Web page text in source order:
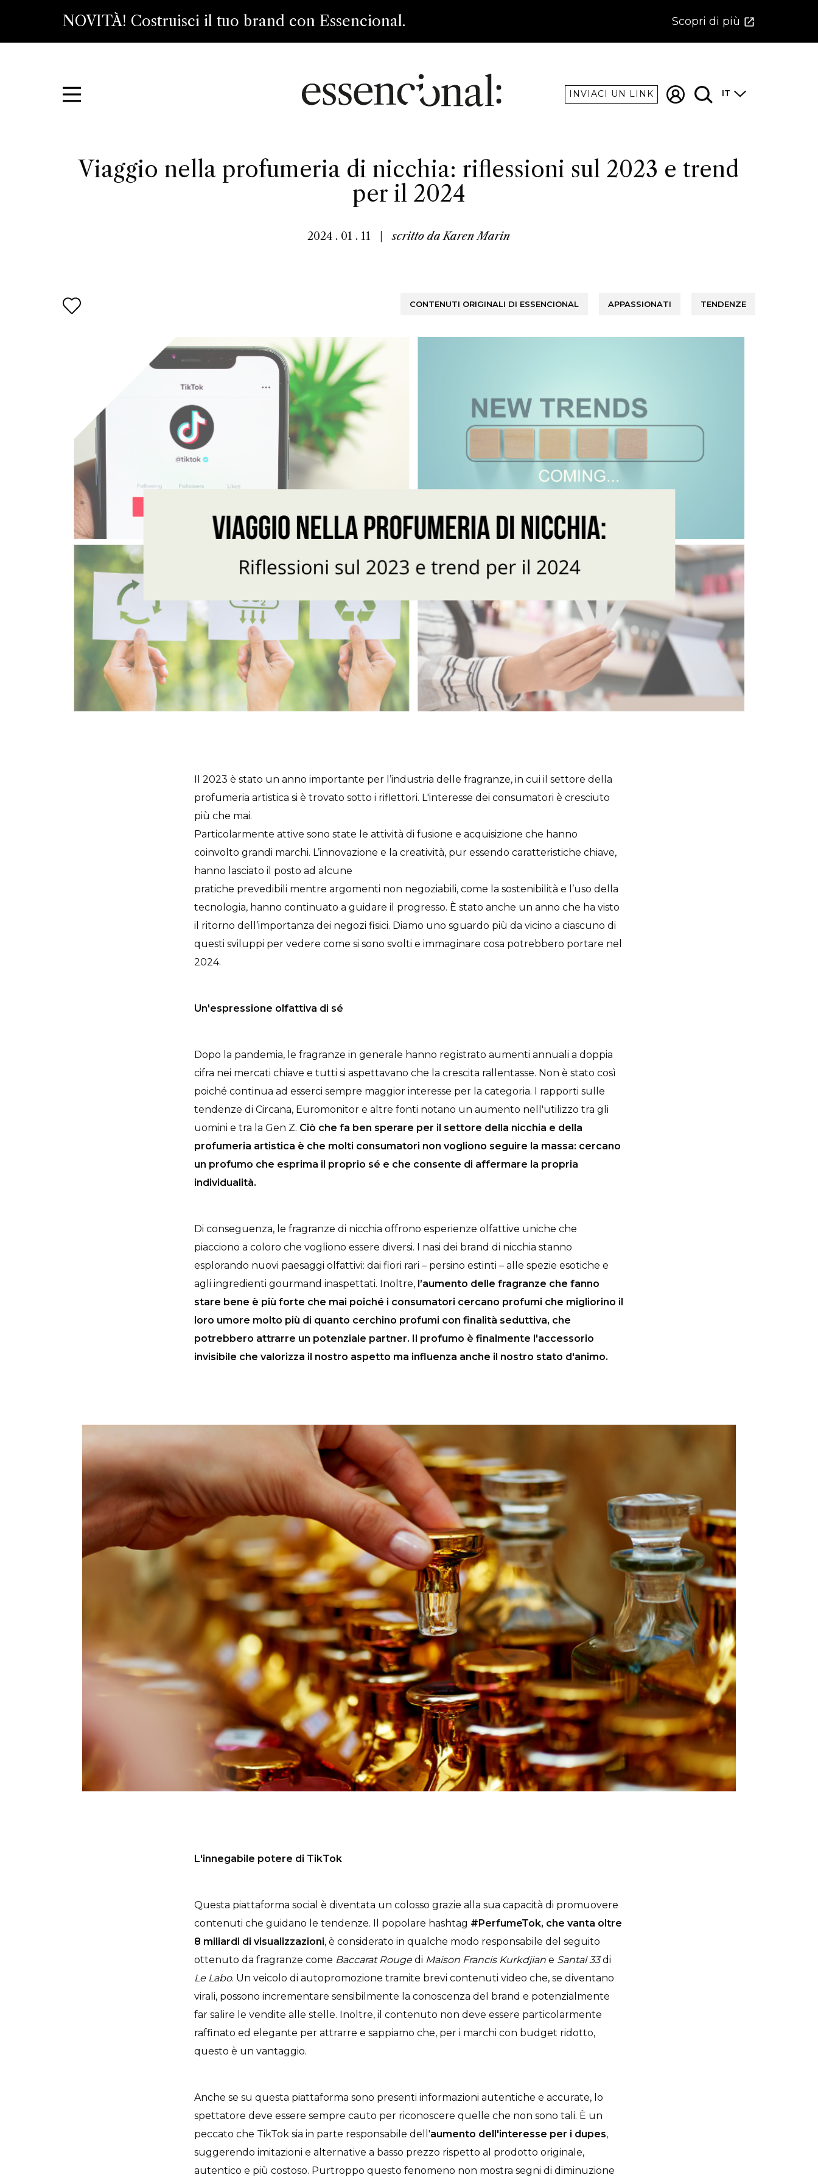
NOVITÀ! Costruisci il tuo brand con Essencional. Scopri di più
INVIACI UN LINK IT
Viaggio nella profumeria di nicchia: riflessioni sul 2023 e trend
per il 2024
2024 . 01 . 11 scritto daKaren Marin
CONTENUTI ORIGINALI DI ESSENCIONAL APPASSIONATI TENDENZE
Il 2023 è stato un anno importante per l’industria delle fragranze, in cui il settore della
profumeria artistica si è trovato sotto i riflettori. L'interesse dei consumatori è cresciuto
più che mai.
Particolarmente attive sono state le attività di fusione e acquisizione che hanno
coinvolto grandi marchi. L’innovazione e la creatività, pur essendo caratteristiche chiave,
hanno lasciato il posto ad alcune
pratiche prevedibili mentre argomenti non negoziabili, come la sostenibilità e l’uso della
tecnologia, hanno continuato a guidare il progresso. È stato anche un anno che ha visto
il ritorno dell’importanza dei negozi fisici. Diamo uno sguardo più da vicino a ciascuno di
questi sviluppi per vedere come si sono svolti e immaginare cosa potrebbero portare nel
2024.
Un'espressione olfattiva di sé
Dopo la pandemia, le fragranze in generale hanno registrato aumenti annuali a doppia
cifra nei mercati chiave e tutti si aspettavano che la crescita rallentasse. Non è stato così
poiché continua ad esserci sempre maggior interesse per la categoria. I rapporti sulle
tendenze di Circana, Euromonitor e altre fonti notano un aumento nell'utilizzo tra gli
uomini e tra la Gen Z. Ciò che fa ben sperare per il settore della nicchia e della
profumeria artistica è che molti consumatori non vogliono seguire la massa: cercano
un profumo che esprima il proprio sé e che consente di affermare la propria
individualità.
Di conseguenza, le fragranze di nicchia offrono esperienze olfattive uniche che
piacciono a coloro che vogliono essere diversi. I nasi dei brand di nicchia stanno
esplorando nuovi paesaggi olfattivi: dai fiori rari – persino estinti – alle spezie esotiche e
agli ingredienti gourmand inaspettati. Inoltre, l’aumento delle fragranze che fanno
stare bene è più forte che mai poiché i consumatori cercano profumi che migliorino il
loro umore molto più di quanto cerchino profumi con finalità seduttiva, che
potrebbero attrarre un potenziale partner.
Il profumo è finalmente l'accessorio
invisibile che valorizza il nostro aspetto ma influenza anche il nostro stato d'animo.
L'innegabile potere di TikTok
Questa piattaforma social è diventata un colosso grazie alla sua capacità di promuovere
contenuti che guidano le tendenze. Il popolare hashtag #PerfumeTok, che vanta oltre
8 miliardi di visualizzazioni, è considerato in qualche modo responsabile del seguito
ottenuto da fragranze come Baccarat Rougedi Maison Francis Kurkdjian e Santal 33di
Le Labo. Un veicolo di autopromozione tramite brevi contenuti video che, se diventano
virali, possono incrementare sensibilmente la conoscenza del brand e potenzialmente
far salire le vendite alle stelle. Inoltre, il contenuto non deve essere particolarmente
raffinato ed elegante per attrarre e sappiamo che, per i marchi con budget ridotto,
questo è un vantaggio.
Anche se su questa piattaforma sono presenti informazioni autentiche e accurate, lo
spettatore deve essere sempre cauto per riconoscere quelle che non sono tali. È un
peccato che TikTok sia in parte responsabile dell'aumento dell'interesse per i dupes,
suggerendo imitazioni e alternative a basso prezzo rispetto al prodotto originale,
autentico e più costoso. Purtroppo questo fenomeno non mostra segni di diminuzione